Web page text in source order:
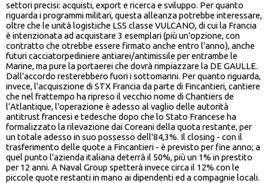
settori precisi: acquisti, export e ricerca e sviluppo. Per quanto
riguarda i programmi militari, questa alleanza potrebbe interessare,
oltre che le unità logistiche LSS classe VULCANO, di cui la Francia
è intenzionata ad acquistare 3 esemplari (più un'opzione, con
contratto che otrebbe essere firmato anche entro l'anno), anche
futuri cacciatorpediniere antiarei/antimissile per entrambe le
Marine, ma pure la portaerei che dovrà rimpiazzare la DE GAULLE.
Dall'accordo resterebbero fuori i sottomarini. Per quanto riguarda,
invece, l'acquiszione di STX Francia da parte di Fincantieri, cantiere
che nel frattempo ha ripreso il vecchio nome di Chantiers de
l’Atlantique, l'operazione è adesso al vaglio delle autorità
antitrust francesi e tedesche dopo che lo Stato Francese ha
formalizzato la rilevazione dai Coreani della quota restante, per
un totale adesso in suo possesso dell'84,3%. Il closing - con il
trasferimento delle quote a Fincantieri - è previsto per fine anno; a
quel punto l'azienda italiana deterrà il 50%, più un 1% in prestito
per 12 anni. A Naval Group spetterà invece circa il 12% con le
piccole quote restanti in mano ai dipendenti ed a compagnie locali.